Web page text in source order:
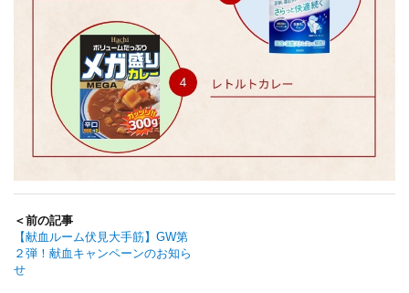
＜前の記事
【献血ルーム伏見大手筋】GW第
２弾！献血キャンペーンのお知ら
せ